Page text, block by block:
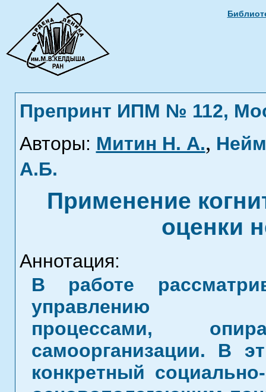
Препринт ИПМ № 112,
Авторы: Митин Н. А.,
А.Б.
Применение
оценки
Аннотация:
В работе
управлению
процессами,
самоорганизации. В
конкретный